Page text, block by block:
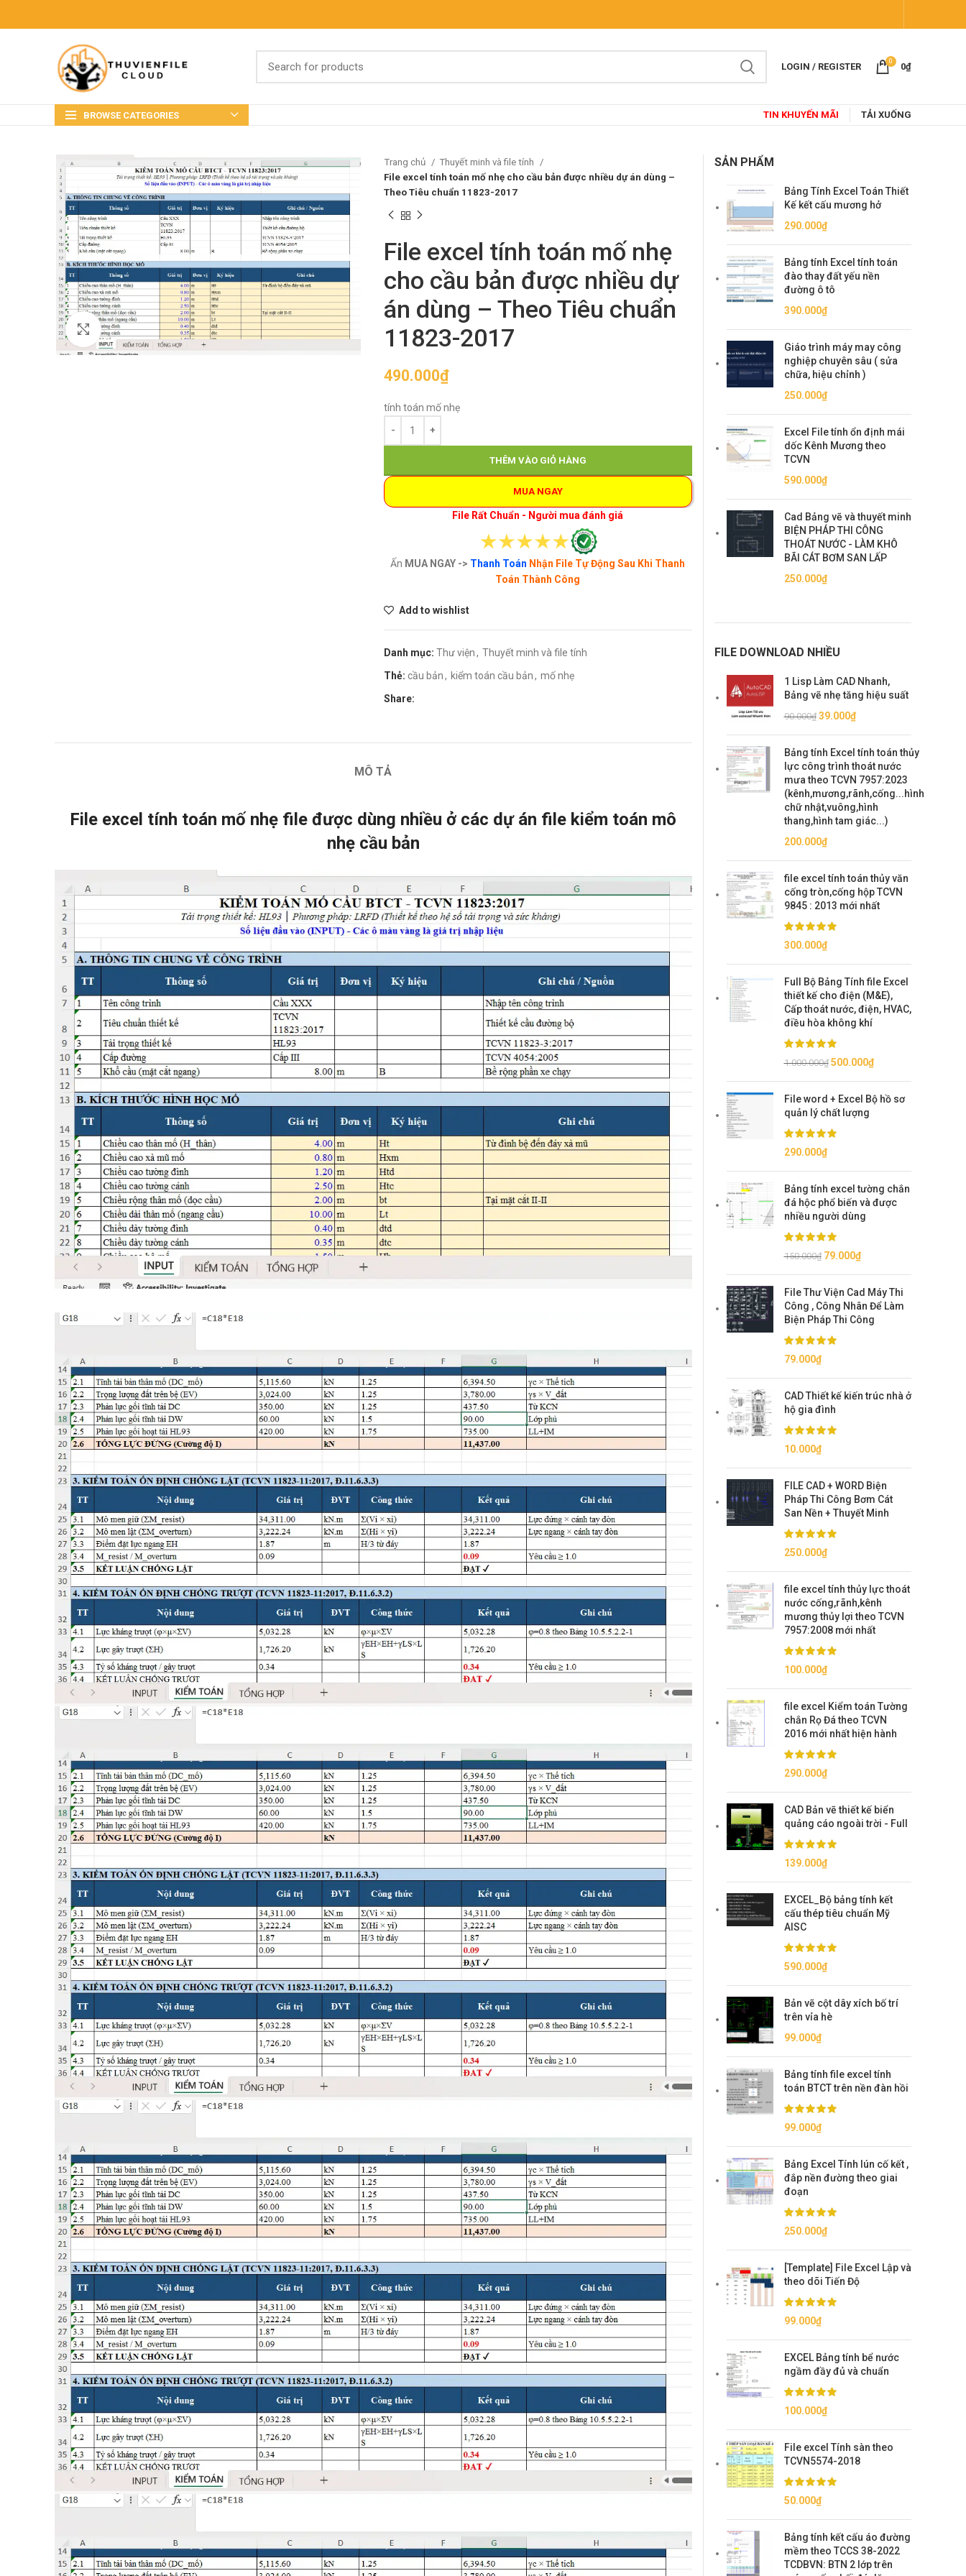
LOGIN / REGISTER
0
0₫
BROWSE CATEGORIES TIN KHUYẾN MÃI TẢI XUỐNG
Click to enlarge
Trang chủ
Thuyết minh và file tính
File excel tính toán mố nhẹ cho cầu bản được nhiều dự án dùng –
Theo Tiêu chuẩn 11823-2017
File excel tính toán mố nhẹ
cho cầu bản được nhiều dự
án dùng – Theo Tiêu chuẩn
11823-2017
490.000₫
tính toán mố nhẹ
THÊM VÀO GIỎ HÀNG
MUA NGAY
File Rất Chuẩn - Người mua đánh giá
Ấn MUA NGAY -> Thanh Toán Nhận File Tự Động Sau Khi Thanh
Toán Thành Công
Add to wishlist
Danh mục: Thư viện , Thuyết minh và file tính
Thẻ: cầu bản , kiểm toán cầu bản , mố nhẹ
Share:
MÔ TẢ
File excel tính toán mố nhẹ file được dùng nhiều ở các dự án file kiểm toán mô
nhẹ cầu bản
SẢN PHẨM
Bảng Tính Excel Toán Thiết
Kế kết cấu mương hở
290.000₫
Bảng tính Excel tính toán
đào thay đất yếu nền
đường ô tô
390.000₫
Giáo trình máy may công
nghiệp chuyên sâu ( sửa
chữa, hiệu chỉnh )
250.000₫
Excel File tính ổn định mái
dốc Kênh Mương theo
TCVN
590.000₫
Cad Bảng vẽ và thuyết minh
BIỆN PHÁP THI CÔNG
THOÁT NƯỚC - LÀM KHÔ
BÃI CÁT BƠM SAN LẤP
250.000₫
FILE DOWNLOAD NHIỀU
1 Lisp Làm CAD Nhanh,
Bảng vẽ nhẹ tăng hiệu suất
90.000₫ Giá
là:
90.000₫.
39.000₫Giá
tại
là:
39.000₫.
Bảng tính Excel tính toán thủy
lực công trình thoát nước
mưa theo TCVN 7957:2023
(kênh,mương,rãnh,cống...hình
chữ nhật,vuông,hình
thang,hình tam giác...)
200.000₫
file excel tính toán thủy văn
cống tròn,cống hộp TCVN
9845 : 2013 mới nhất
300.000₫
Full Bộ Bảng Tính file Excel
thiết kế cho điện (M&E),
Cấp thoát nước, điện, HVAC,
điều hòa không khí
1.000.000₫ Giá
là:
1.000.000₫.
500.000₫Giá
tại
File word + Excel Bộ hồ sơ
quản lý chất lượng
290.000₫
Bảng tính excel tường chắn
đá hộc phổ biến và được
nhiều người dùng
150.000₫ Giá
là:
150.000₫.
79.000₫Giá
tại
là:
79.000₫.
File Thư Viện Cad Máy Thi
Công , Công Nhân Để Làm
Biện Pháp Thi Công
79.000₫
CAD Thiết kế kiến trúc nhà ở
hộ gia đình
10.000₫
FILE CAD + WORD Biện
Pháp Thi Công Bơm Cát
San Nền + Thuyết Minh
250.000₫
file excel tính thủy lực thoát
nước cống,rãnh,kênh
mương thủy lợi theo TCVN
7957:2008 mới nhất
100.000₫
file excel Kiểm toán Tường
chắn Rọ Đá theo TCVN
2016 mới nhất hiện hành
290.000₫
CAD Bản vẽ thiết kế biển
quảng cáo ngoài trời - Full
139.000₫
EXCEL_Bộ bảng tính kết
cấu thép tiêu chuẩn Mỹ
AISC
590.000₫
Bản vẽ cột dây xích bố trí
trên vỉa hè
99.000₫
Bảng tính file excel tính
toán BTCT trên nền đàn hồi
99.000₫
Bảng Excel Tính lún cố kết ,
đắp nền đường theo giai
đoạn
250.000₫
[Template] File Excel Lập và
theo dõi Tiến Độ
99.000₫
EXCEL Bảng tính bể nước
ngầm đầy đủ và chuẩn
100.000₫
File excel Tính sàn theo
TCVN5574-2018
50.000₫
Bảng tính kết cấu áo đường
mềm theo TCCS 38-2022
TCDBVN: BTN 2 lớp trên